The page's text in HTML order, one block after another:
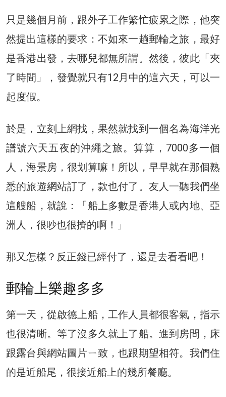
只是幾個月前，跟外子工作繁忙疲累之際，他突
然提出這樣的要求：不如來一趟郵輪之旅，最好
是香港出發，去哪兒都無所謂。然後，彼此「夾
了時間」，發覺就只有12月中的這六天，可以一
起度假。
於是，立刻上網找，果然就找到一個名為海洋光
譜號六天五夜的沖繩之旅。算算，7000多一個
人，海景房，很划算嘛！所以，早早就在那個熟
悉的旅遊網站訂了，款也付了。友人一聽我們坐
這艘船，就說：「船上多數是香港人或內地、亞
洲人，很吵也很擠的啊！」
那又怎樣？反正錢已經付了，還是去看看吧！
郵輪上樂趣多多
第一天，從啟德上船，工作人員都很客氣，指示
也很清晰。等了沒多久就上了船。進到房間，床
跟露台與網站圖片ㄧ致，也跟期望相符。我們住
的是近船尾，很接近船上的幾所餐廳。